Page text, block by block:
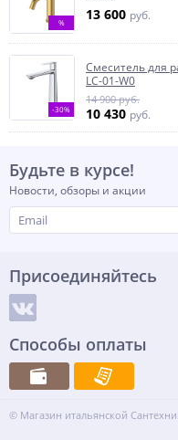
% 13 600 руб.
-30%
Смеситель для
LC-01-W0
14 900 руб.
10 430 руб.
Будьте в курсе!
Новости, обзоры и акции
Присоединяйтесь
Способы оплаты
© Магазин итальянской